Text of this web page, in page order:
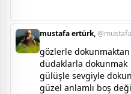
mustafa ertürk,
gözlerle dokunmaktan
dudaklarla dokunmak
gülüşle sevgiyle
güzel anlamlı boş